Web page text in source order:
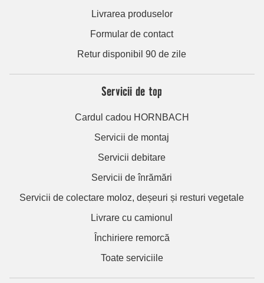
Livrarea produselor
Formular de contact
Retur disponibil 90 de zile
Servicii de top
Cardul cadou HORNBACH
Servicii de montaj
Servicii debitare
Servicii de înrămări
Servicii de colectare moloz, deșeuri și resturi vegetale
Livrare cu camionul
Închiriere remorcă
Toate serviciile